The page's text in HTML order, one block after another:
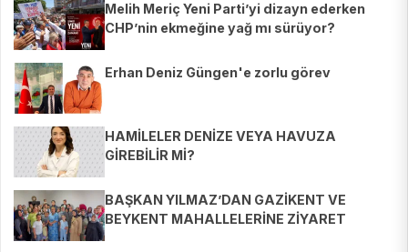
Melih Meriç Yeni Parti’yi dizayn ederken
CHP’nin ekmeğine yağ mı sürüyor?
Erhan Deniz Güngen'e zorlu görev
HAMİLELER DENİZE VEYA HAVUZA
GİREBİLİR Mİ?
BAŞKAN YILMAZ’DAN GAZİKENT VE
BEYKENT MAHALLELERİNE ZİYARET